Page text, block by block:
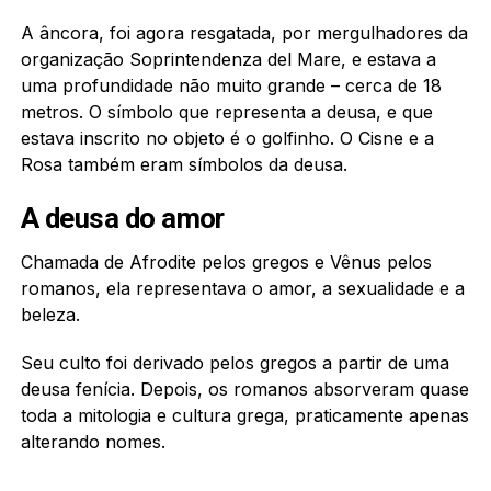
A âncora, foi agora resgatada, por mergulhadores da
organização Soprintendenza del Mare, e estava a
uma profundidade não muito grande – cerca de 18
metros. O símbolo que representa a deusa, e que
estava inscrito no objeto é o golfinho. O Cisne e a
Rosa também eram símbolos da deusa.
A deusa do amor
Chamada de Afrodite pelos gregos e Vênus pelos
romanos, ela representava o amor, a sexualidade e a
beleza.
Seu culto foi derivado pelos gregos a partir de uma
deusa fenícia. Depois, os romanos absorveram quase
toda a mitologia e cultura grega, praticamente apenas
alterando nomes.